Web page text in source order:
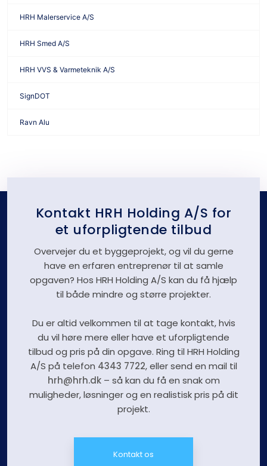
HRH Malerservice A/S
HRH Smed A/S
HRH VVS & Varmeteknik A/S
SignDOT
Ravn Alu
Kontakt HRH Holding A/S for
et uforpligtende tilbud
Overvejer du et byggeprojekt, og vil du gerne
have en erfaren entreprenør til at samle
opgaven? Hos HRH Holding A/S kan du få hjælp
til både mindre og større projekter.
Du er altid velkommen til at tage kontakt, hvis
du vil høre mere eller have et uforpligtende
tilbud og pris på din opgave. Ring til HRH Holding
A/S på telefon 4343 7722, eller send en mail til
hrh@hrh.dk– så kan du få en snak om
muligheder, løsninger og en realistisk pris på dit
projekt.
Kontakt os